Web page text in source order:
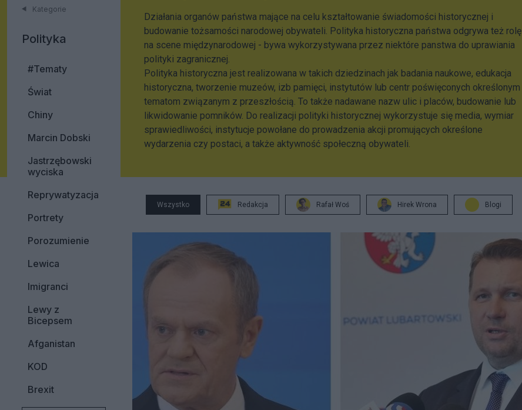
Kategorie
Polityka
#Tematy
Świat
Chiny
Marcin Dobski
Jastrzębowski
wyciska
Reprywatyzacja
Portrety
Porozumienie
Lewica
Imigranci
Lewy z
Bicepsem
Afganistan
KOD
Brexit
Działania organów państwa mające na celu kształtowanie świadomości historycznej i
budowanie tożsamości narodowej obywateli. Polityka historyczna państwa odgrywa też rolę
na scene międzynarodowej - bywa wykorzystywana przez niektóre panstwa do uprawiania
polityki zagranicznej.
Polityka historyczna jest realizowana w takich dziedzinach jak badania naukowe, edukacja
historyczna, tworzenie muzeów, izb pamięci, instytutów lub centr poświęconych określonym
tematom związanym z przeszłością. To także nadawane nazw ulic i placów, budowanie lub
likwidowanie pomników. Do realizacji polityki historycznej wykorzystuje się media, wymiar
sprawiedliwości, instytucje powołane do prowadzenia akcji promujących określone
wydarzenia czy postaci, a także aktywność społeczną obywateli.
Wszystko Redakcja Rafał Woś Hirek Wrona Blogi